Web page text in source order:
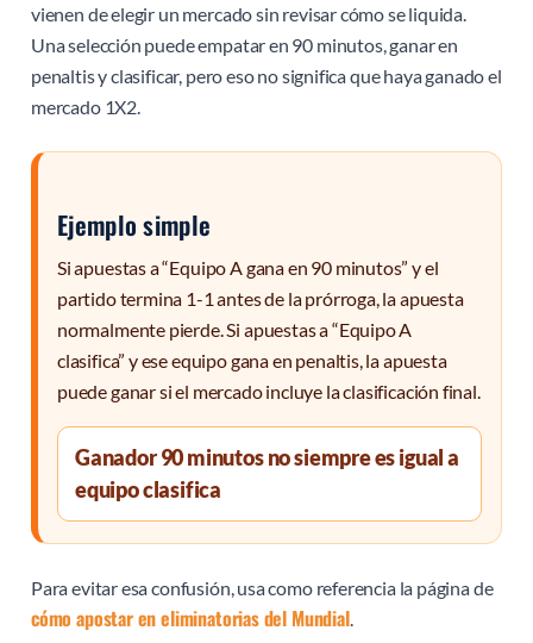
vienen de elegir un mercado sin revisar cómo se liquida.
Una selección puede empatar en 90 minutos, ganar en
penaltis y clasificar, pero eso no significa que haya ganado el
mercado 1X2.
Ejemplo simple
Si apuestas a “Equipo A gana en 90 minutos” y el
partido termina 1-1 antes de la prórroga, la apuesta
normalmente pierde. Si apuestas a “Equipo A
clasifica” y ese equipo gana en penaltis, la apuesta
puede ganar si el mercado incluye la clasificación final.
Ganador 90 minutos no siempre es igual a
equipo clasifica
Para evitar esa confusión, usa como referencia la página de
cómo apostar en eliminatorias del Mundial.